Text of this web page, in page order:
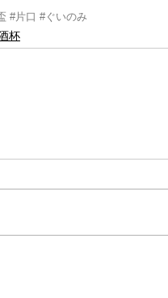
#片口 #ぐいのみ
杯